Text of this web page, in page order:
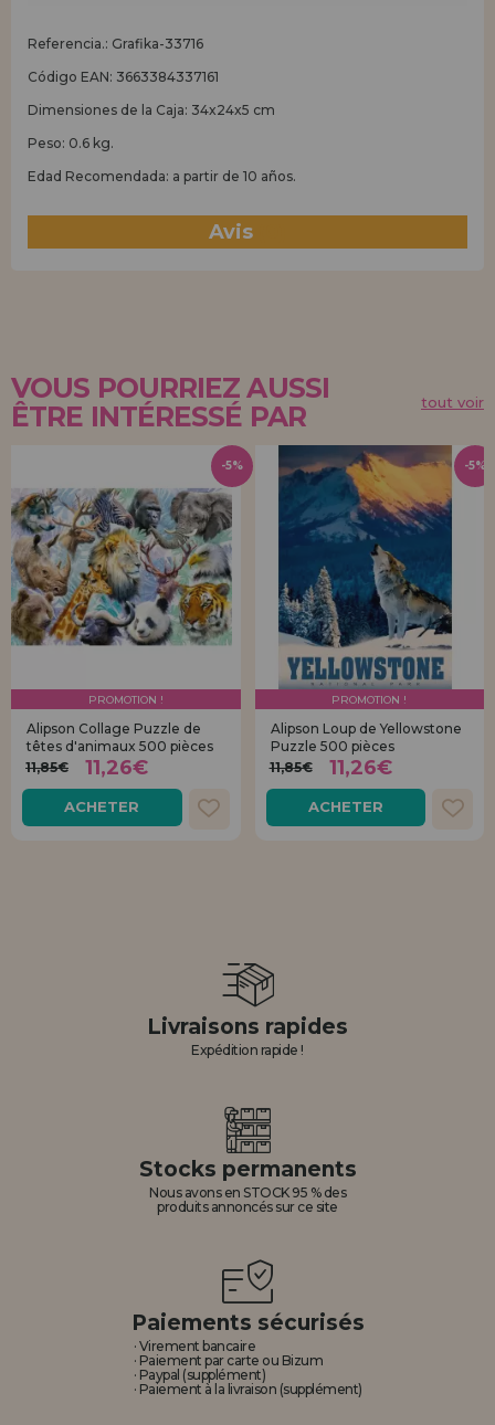
Referencia.: Grafika-33716
Código EAN: 3663384337161
Dimensiones de la Caja: 34x24x5 cm
Peso: 0.6 kg.
Edad Recomendada: a partir de 10 años.
Avis
VOUS POURRIEZ AUSSI
ÊTRE INTÉRESSÉ PAR
tout voir
PROMOTION !
Alipson Collage Puzzle de
têtes d'animaux 500 pièces
11,85€
11,26€
ACHETER
-5%
PROMOTION !
Alipson Loup de Yellowstone
Puzzle 500 pièces
11,85€
11,26€
ACHETER
-5%
Livraisons rapides
Expédition rapide !
Stocks permanents
Nous avons en STOCK 95 % des
produits annoncés sur ce site
Paiements sécurisés
· Virement bancaire
· Paiement par carte ou Bizum
· Paypal (supplément)
· Paiement à la livraison (supplément)